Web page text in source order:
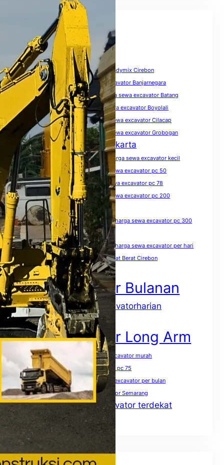
Tags
biaya sewa excavator
Harga Beton Readymix Cirebon
harga sewa excavator
harga sewa excavator Banjarnegara
harga sewa excavator Banyumas
harga sewa excavator Batang
harga sewa excavator Blora
harga sewa excavator Boyolali
harga sewa excavator Brebes
harga sewa excavator Cilacap
harga sewa excavator Demak
harga sewa excavator Grobogan
Harga Sewa Excavator Jakarta
harga sewa excavator Jawa Tengah
harga sewa excavator kecil
harga sewa excavator Kendal
harga sewa excavator pc 50
harga sewa excavator pc 75
harga sewa excavator pc 78
harga sewa excavator pc 100
harga sewa excavator pc 200
harga sewa excavator pc 200 per hari
harga sewa excavator pc 200 per jam
harga sewa excavator pc 300
harga sewa excavator pc 300 per jam
harga sewa excavator pc 400 per jam
harga sewa excavator per hari
harga sewa excavator per jam
Sewa Alat Berat Cirebon
Sewa Excavator
Sewa Excavator Bulanan
Sewa excavator harian
sewaexcavatorharian
Sewa Excavator Jakarta
Sewa Excavator Long Arm
Sewa excavator mini terdekat
sewa excavator murah
Sewa excavator pc 50
Sewa excavator pc 75
Sewa excavator pc 200 per jam
Sewa excavator per bulan
Sewa excavator per hari
Sewa excavator Semarang
Sewa excavator solo
Sewa excavator terdekat